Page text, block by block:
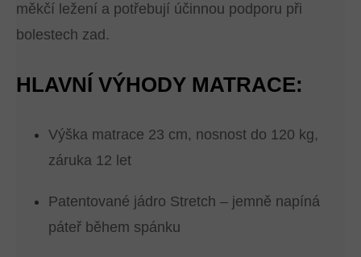
měkčí ležení a potřebují účinnou podporu při
bolestech zad.
HLAVNÍ VÝHODY MATRACE:
Výška matrace 23 cm, nosnost do 120 kg,
záruka 12 let
Patentované jádro Stretch – jemně napíná
páteř během spánku